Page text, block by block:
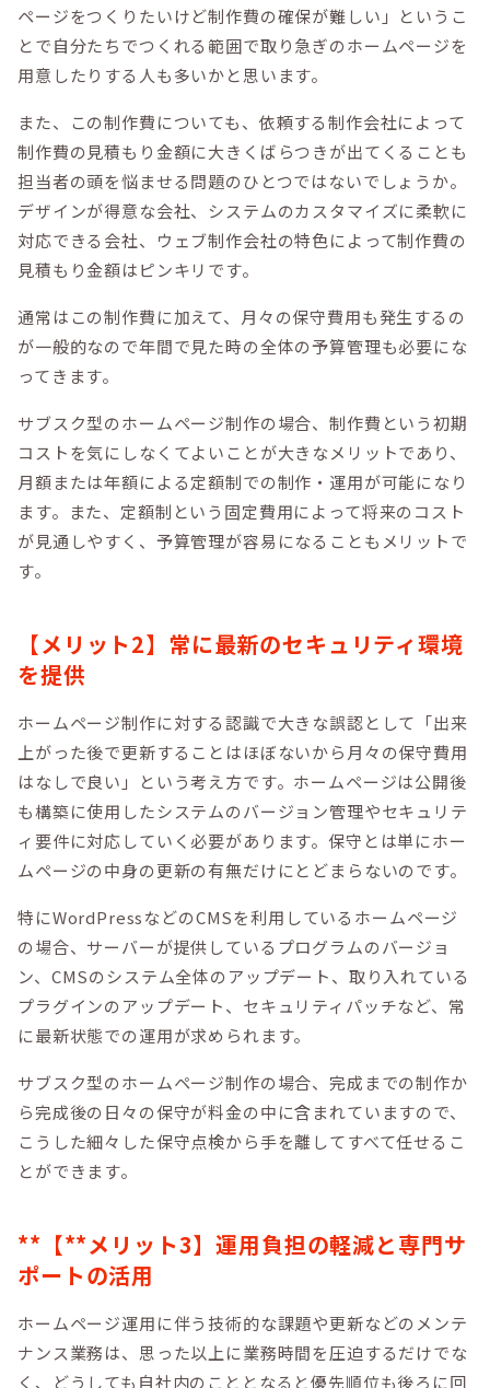
ページをつくりたいけど制作費の確保が難しい」というこ
とで自分たちでつくれる範囲で取り急ぎのホームページを
用意したりする人も多いかと思います。
また、この制作費についても、依頼する制作会社によって
制作費の見積もり金額に大きくばらつきが出てくることも
担当者の頭を悩ませる問題のひとつではないでしょうか。
デザインが得意な会社、システムのカスタマイズに柔軟に
対応できる会社、ウェブ制作会社の特色によって制作費の
見積もり金額はピンキリです。
通常はこの制作費に加えて、月々の保守費用も発生するの
が一般的なので年間で見た時の全体の予算管理も必要にな
ってきます。
サブスク型のホームページ制作の場合、制作費という初期
コストを気にしなくてよいことが大きなメリットであり、
月額または年額による定額制での制作・運用が可能になり
ます。また、定額制という固定費用によって将来のコスト
が見通しやすく、予算管理が容易になることもメリットで
す。
【メリット2】常に最新のセキュリティ環境
を提供
ホームページ制作に対する認識で大きな誤認として「出来
上がった後で更新することはほぼないから月々の保守費用
はなしで良い」という考え方です。ホームページは公開後
も構築に使用したシステムのバージョン管理やセキュリテ
ィ要件に対応していく必要があります。保守とは単にホー
ムページの中身の更新の有無だけにとどまらないのです。
特にWordPressなどのCMSを利用しているホームページ
の場合、サーバーが提供しているプログラムのバージョ
ン、CMSのシステム全体のアップデート、取り入れている
プラグインのアップデート、セキュリティパッチなど、常
に最新状態での運用が求められます。
サブスク型のホームページ制作の場合、完成までの制作か
ら完成後の日々の保守が料金の中に含まれていますので、
こうした細々した保守点検から手を離してすべて任せるこ
とができます。
**【**メリット3】運用負担の軽減と専門サ
ポートの活用
ホームページ運用に伴う技術的な課題や更新などのメンテ
ナンス業務は、思った以上に業務時間を圧迫するだけでな
く、どうしても自社内のこととなると優先順位も後ろに回